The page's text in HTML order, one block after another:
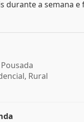
durante a semana e
Rural